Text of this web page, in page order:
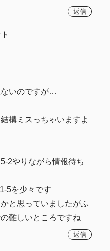
返信
ないのですが…
構ミスっちゃいますよ
2やりながら情報待ち
5を少々です
と思っていましたがふ
難しいところですね
返信